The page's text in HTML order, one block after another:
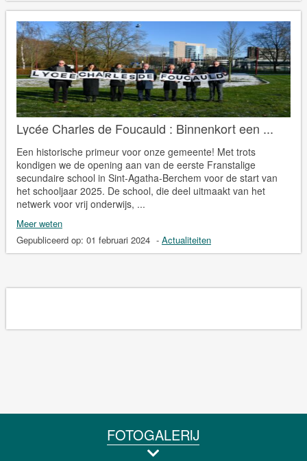
Lycée Charles de Foucauld : Binnenkort een ...
Een historische primeur voor onze gemeente! Met trots
kondigen we de opening aan van de eerste Franstalige
secundaire school in Sint-Agatha-Berchem voor de start van
het schooljaar 2025. De school, die deel uitmaakt van het
netwerk voor vrij onderwijs, ...
Meer weten
Gepubliceerd op: 01 februari 2024 - Actualiteiten
FOTOGALERIJ